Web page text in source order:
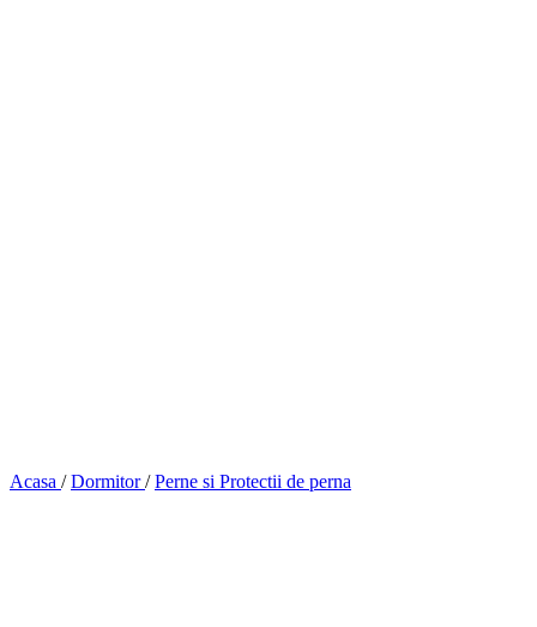
Acasa / Dormitor/ Perne si Protectii de perna